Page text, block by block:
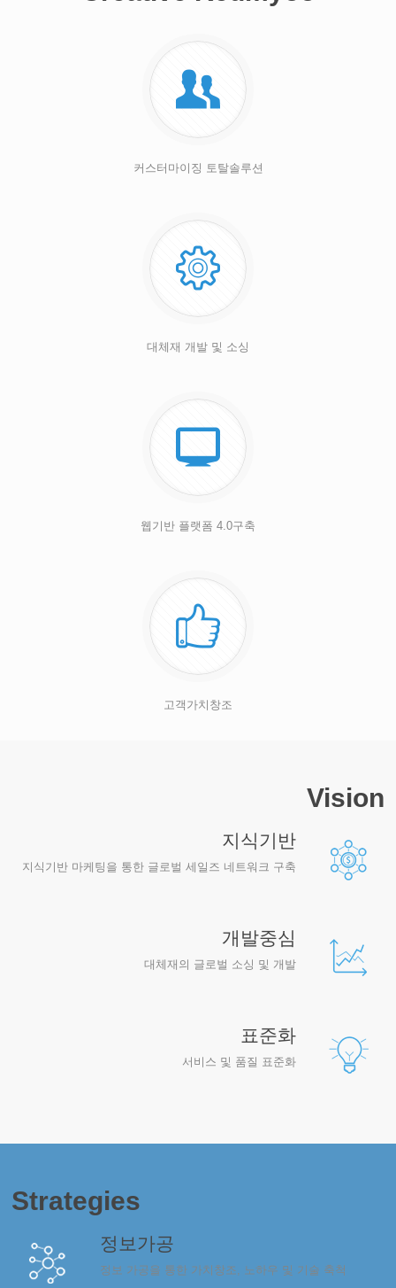
커스터마이징 토탈솔루션
대체재 개발 및 소싱
웹기반 플랫폼 4.0구축
고객가치창조
Vision
지식기반
지식기반 마케팅을 통한 글로벌 세일즈 네트워크 구축
개발중심
대체재의 글로벌 소싱 및 개발
표준화
서비스 및 품질 표준화
Strategies
정보가공
정보 가공을 통한 가치창조, 노하우 및 기술 축척